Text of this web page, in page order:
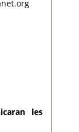
les